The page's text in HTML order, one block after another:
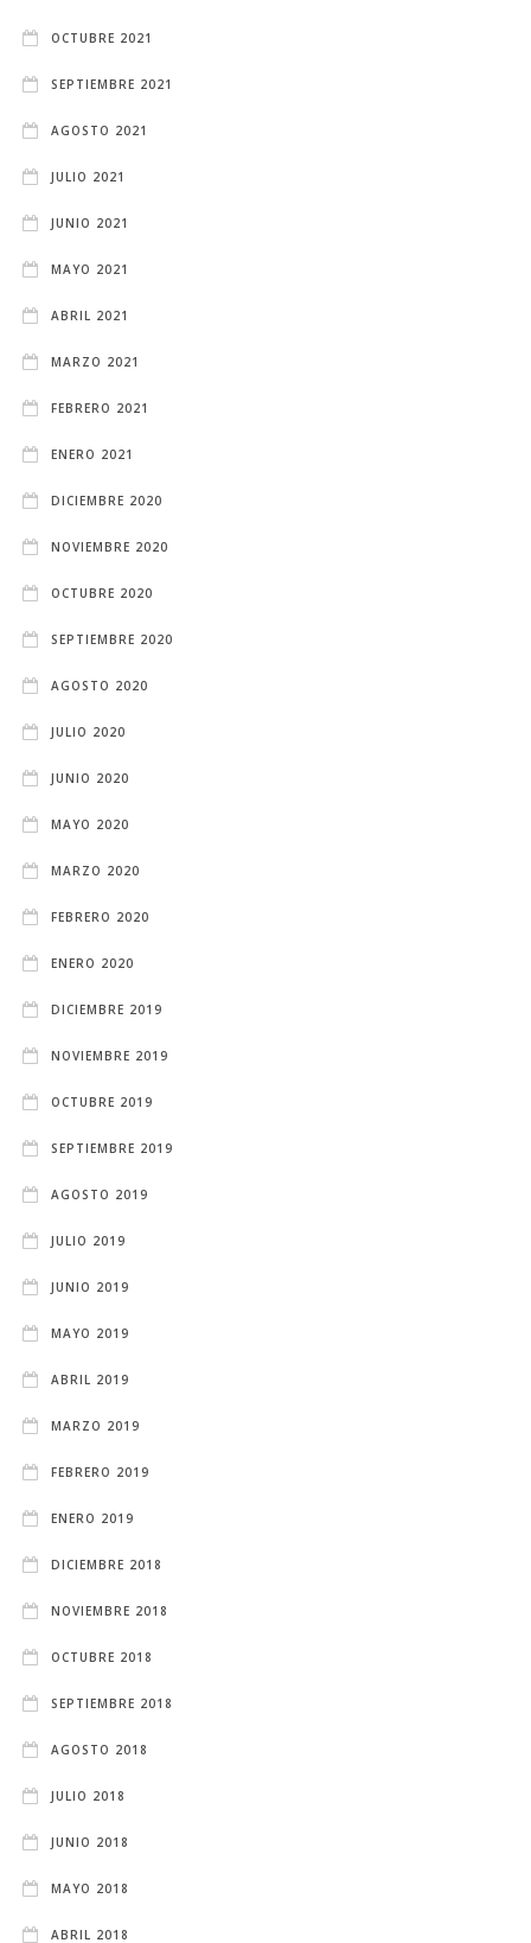
OCTUBRE 2021
SEPTIEMBRE 2021
AGOSTO 2021
JULIO 2021
JUNIO 2021
MAYO 2021
ABRIL 2021
MARZO 2021
FEBRERO 2021
ENERO 2021
DICIEMBRE 2020
NOVIEMBRE 2020
OCTUBRE 2020
SEPTIEMBRE 2020
AGOSTO 2020
JULIO 2020
JUNIO 2020
MAYO 2020
MARZO 2020
FEBRERO 2020
ENERO 2020
DICIEMBRE 2019
NOVIEMBRE 2019
OCTUBRE 2019
SEPTIEMBRE 2019
AGOSTO 2019
JULIO 2019
JUNIO 2019
MAYO 2019
ABRIL 2019
MARZO 2019
FEBRERO 2019
ENERO 2019
DICIEMBRE 2018
NOVIEMBRE 2018
OCTUBRE 2018
SEPTIEMBRE 2018
AGOSTO 2018
JULIO 2018
JUNIO 2018
MAYO 2018
ABRIL 2018